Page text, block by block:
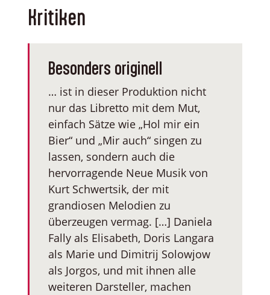
Kritiken
Besonders originell
… ist in dieser Produktion nicht
nur das Libretto mit dem Mut,
einfach Sätze wie „Hol mir ein
Bier“ und „Mir auch“ singen zu
lassen, sondern auch die
hervorragende Neue Musik von
Kurt Schwertsik, der mit
grandiosen Melodien zu
überzeugen vermag. […] Daniela
Fally als Elisabeth, Doris Langara
als Marie und Dimitrij Solowjow
als Jorgos, und mit ihnen alle
weiteren Darsteller, machen